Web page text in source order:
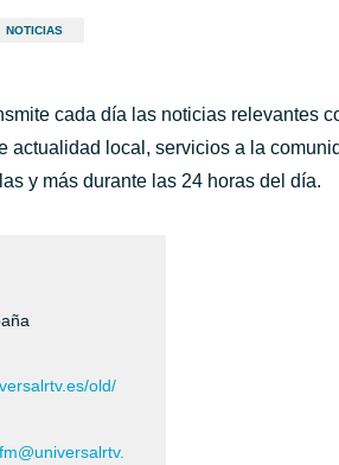
NOTICIAS
cada día las noticias relevantes
actualidad local, servicios a la
y más durante las 24 horas del día.
old/